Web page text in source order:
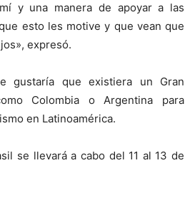
y una manera de apoyar a las
esto les motive y que vean que
expresó.
gustaría que existiera un Gran
Colombia o Argentina para
en Latinoamérica.
se llevará a cabo del 11 al 13 de